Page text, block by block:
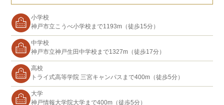
小学校
神戸市立こうべ小学校まで1193m（徒歩15分）
中学校
神戸市立神戸生田中学校まで1327m（徒歩17分）
高校
トライ式高等学院 三宮キャンパスまで400m（徒歩5分）
大学
神戸情報大学院大学まで400m（徒歩5分）